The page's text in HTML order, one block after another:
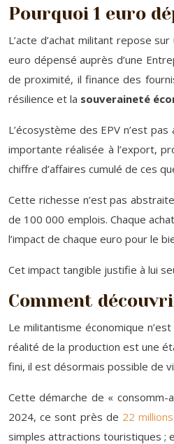
Pourquoi 1 euro
L’acte d’achat militant repose
euro dépensé auprès d’une
de proximité, il finance des
résilience et la souveraineté
L’écosystème des EPV n’est
importante réalisée à l’export,
chiffre d’affaires cumulé de ces
Cette richesse n’est pas
de 100 000 emplois. Chaque
l’impact de chaque euro pour le
Cet impact tangible justifie à lui
Comment
Le militantisme économique
réalité de la production est une
fini, il est désormais possible de
Cette démarche de « consomm-
2024, ce sont près de 22
simples attractions touristiques ;